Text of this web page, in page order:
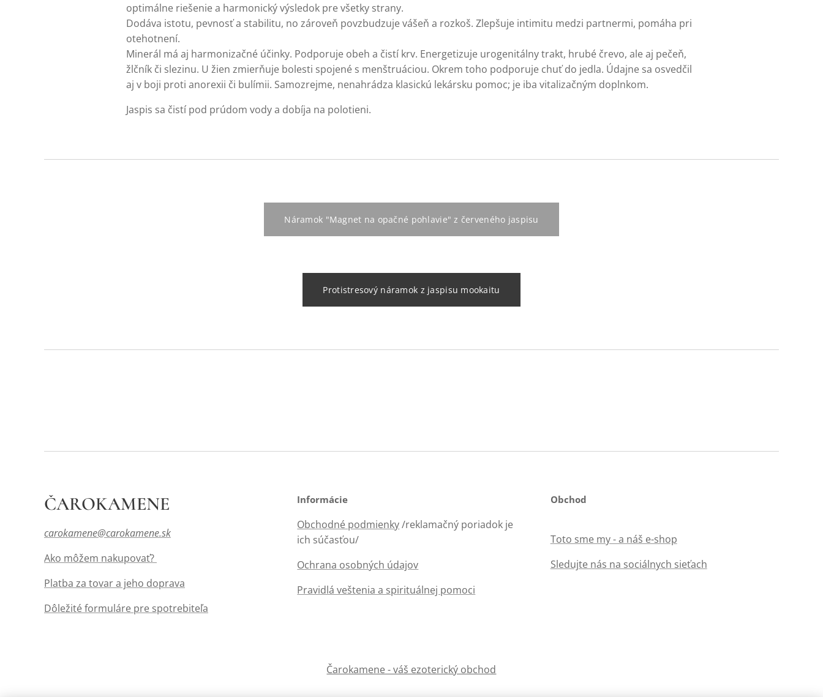
optimálne riešenie a harmonický výsledok pre všetky strany.
Dodáva istotu, pevnosť a stabilitu, no zároveň povzbudzuje vášeň a rozkoš. Zlepšuje intimitu medzi partnermi, pomáha pri
otehotnení.
Minerál má aj harmonizačné účinky. Podporuje obeh a čistí krv. Energetizuje urogenitálny trakt, hrubé črevo, ale aj pečeň,
žlčník či slezinu. U žien zmierňuje bolesti spojené s menštruáciou. Okrem toho podporuje chuť do jedla. Údajne sa osvedčil
aj v boji proti anorexii či bulímii. Samozrejme, nenahrádza klasickú lekársku pomoc; je iba vitalizačným doplnkom.
Jaspis sa čistí pod prúdom vody a dobíja na polotieni.
Náramok "Magnet na opačné pohlavie" z červeného jaspisu
Protistresový náramok z jaspisu mookaitu
ČAROKAMENE
carokamene@carokamene.sk
Ako môžem nakupovať?
Platba za tovar a jeho doprava
Dôležité formuláre pre spotrebiteľa
Informácie
Obchodné podmienky/reklamačný poriadok je
ich súčasťou/
Ochrana osobných údajov
Pravidlá veštenia a spirituálnej pomoci
Čarokamene - váš ezoterický obchod
Obchod
Toto sme my - a náš e-shop
Sledujte nás na sociálnych sieťach